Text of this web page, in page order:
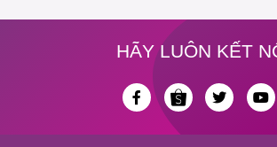
HÃY LUÔN KẾT